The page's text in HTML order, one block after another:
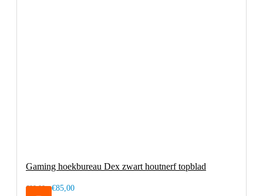
Gaming hoekbureau Dex zwart houtnerf topblad
€99,00 €85,00